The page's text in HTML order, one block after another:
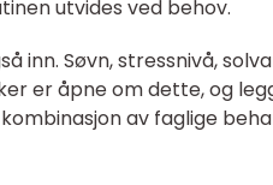
utvides ved behov.
inn. Søvn, stressnivå,
er åpne om dette, og
av faglige